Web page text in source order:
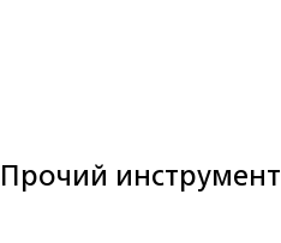
Прочий инструмент